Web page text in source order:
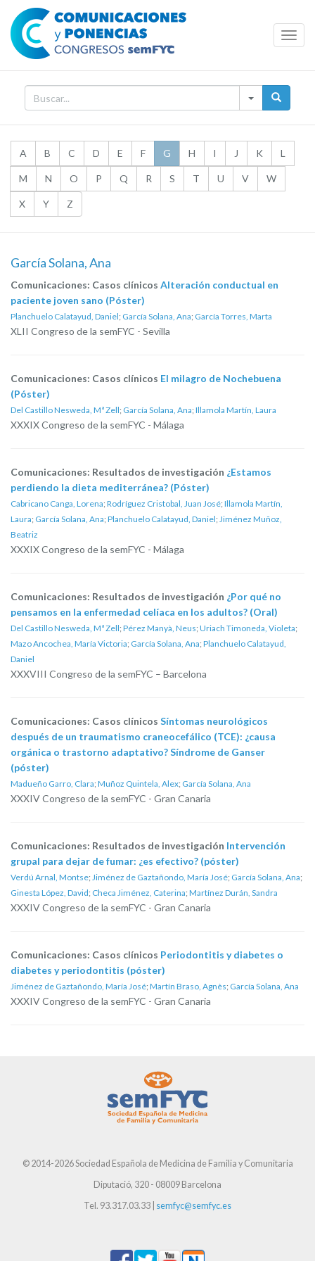
A B C D E F G H I J K L
M N O P Q R S T U V W
X Y Z
García Solana, Ana
Comunicaciones: Casos clínicos Alteración conductual en
paciente joven sano (Póster)
Planchuelo Calatayud, Daniel; García Solana, Ana; García Torres, Marta
XLII Congreso de la semFYC - Sevilla
Comunicaciones: Casos clínicos El milagro de Nochebuena
(Póster)
Del Castillo Nesweda, Mª Zell; García Solana, Ana; Illamola Martín, Laura
XXXIX Congreso de la semFYC - Málaga
Comunicaciones: Resultados de investigación ¿Estamos
perdiendo la dieta mediterránea? (Póster)
Cabricano Canga, Lorena; Rodríguez Cristobal, Juan José; Illamola Martín,
Laura; García Solana, Ana; Planchuelo Calatayud, Daniel; Jiménez Muñoz,
Beatriz
XXXIX Congreso de la semFYC - Málaga
Comunicaciones: Resultados de investigación ¿Por qué no
pensamos en la enfermedad celíaca en los adultos? (Oral)
Del Castillo Nesweda, Mª Zell; Pérez Manyà, Neus; Uriach Timoneda, Violeta;
Mazo Ancochea, María Victoria; García Solana, Ana; Planchuelo Calatayud,
Daniel
XXXVIII Congreso de la semFYC – Barcelona
Comunicaciones: Casos clínicos Síntomas neurológicos
después de un traumatismo craneocefálico (TCE): ¿causa
orgánica o trastorno adaptativo? Síndrome de Ganser
(póster)
Madueño Garro, Clara; Muñoz Quintela, Alex; García Solana, Ana
XXXIV Congreso de la semFYC - Gran Canaria
Comunicaciones: Resultados de investigación Intervención
grupal para dejar de fumar: ¿es efectivo? (póster)
Verdú Arnal, Montse; Jiménez de Gaztañondo, María José; García Solana, Ana;
Ginesta López, David; Checa Jiménez, Caterina; Martínez Durán, Sandra
XXXIV Congreso de la semFYC - Gran Canaria
Comunicaciones: Casos clínicos Periodontitis y diabetes o
diabetes y periodontitis (póster)
Jiménez de Gaztañondo, María José; Martín Braso, Agnès; García Solana, Ana
XXXIV Congreso de la semFYC - Gran Canaria
© 2014-2026 Sociedad Española de Medicina de Familia y Comunitaria
Diputació, 320 - 08009 Barcelona
Tel. 93.317.03.33 | semfyc@semfyc.es